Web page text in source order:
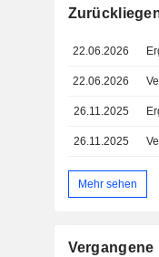
22.06.2026
22.06.2026
26.11.2025
26.11.2025
Mehr sehen